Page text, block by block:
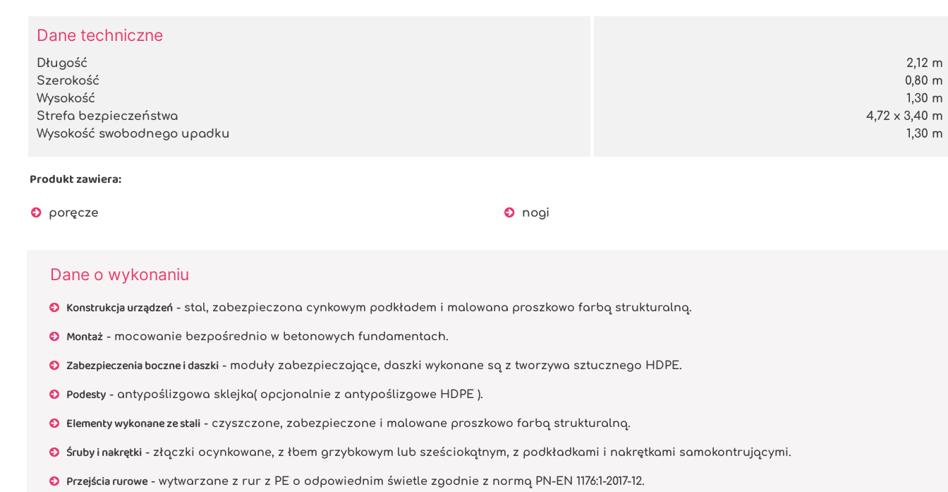
Dane techniczne
Długość
Szerokość
Wysokość
Strefa bezpieczeństwa
Wysokość swobodnego upadku
2,12 m
0,80 m
1,30 m
4,72 x 3,40 m
1,30 m
Produkt zawiera:
poręcze nogi
Dane o wykonaniu
Konstrukcja urządzeń - stal, zabezpieczona cynkowym podkładem i malowana proszkowo farbą strukturalną.
Montaż - mocowanie bezpośrednio w betonowych fundamentach.
Zabezpieczenia boczne i daszki - moduły zabezpieczające, daszki wykonane są z tworzywa sztucznego HDPE.
Podesty - antypoślizgowa sklejka( opcjonalnie z antypoślizgowe HDPE ).
Elementy wykonane ze stali - czyszczone, zabezpieczone i malowane proszkowo farbą strukturalną.
Śruby i nakrętki - złączki ocynkowane, z łbem grzybkowym lub sześciokątnym, z podkładkami i nakrętkami samokontrującymi.
Przejścia rurowe- wytwarzane z rur z PE o odpowiednim świetle zgodnie z normą PN-EN 1176:1-2017-12.